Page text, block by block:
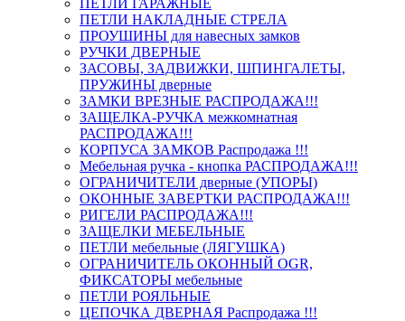
ПЕТЛИ ГАРАЖНЫЕ
ПЕТЛИ НАКЛАДНЫЕ СТРЕЛА
ПРОУШИНЫ для навесных замков
РУЧКИ ДВЕРНЫЕ
ЗАСОВЫ, ЗАДВИЖКИ, ШПИНГАЛЕТЫ,
ПРУЖИНЫ дверные
ЗАМКИ ВРЕЗНЫЕ РАСПРОДАЖА!!!
ЗАЩЕЛКА-РУЧКА межкомнатная
РАСПРОДАЖА!!!
КОРПУСА ЗАМКОВ Распродажа !!!
Мебельная ручка - кнопка РАСПРОДАЖА!!!
ОГРАНИЧИТЕЛИ дверные (УПОРЫ)
ОКОННЫЕ ЗАВЕРТКИ РАСПРОДАЖА!!!
РИГЕЛИ РАСПРОДАЖА!!!
ЗАЩЕЛКИ МЕБЕЛЬНЫЕ
ПЕТЛИ мебельные (ЛЯГУШКА)
ОГРАНИЧИТЕЛЬ ОКОННЫЙ OGR,
ФИКСАТОРЫ мебельные
ПЕТЛИ РОЯЛЬНЫЕ
ЦЕПОЧКА ДВЕРНАЯ Распродажа !!!